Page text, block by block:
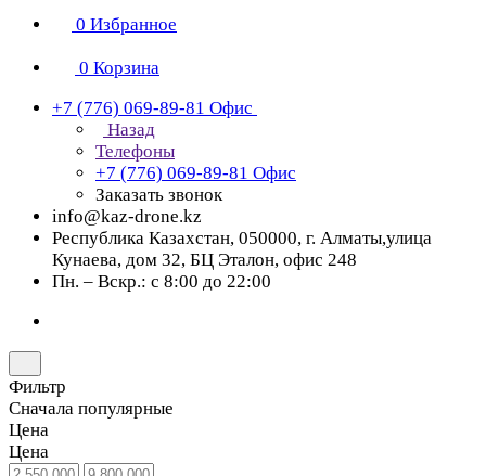
0 Избранное
0 Корзина
+7 (776) 069-89-81 Офис
Назад
Телефоны
+7 (776) 069-89-81 Офис
Заказать звонок
info@kaz-drone.kz
Республика Казахстан, 050000, г. Алматы,улица
Кунаева, дом 32, БЦ Эталон, офис 248
Пн. – Вскр.: с 8:00 до 22:00
Фильтр
Сначала популярные
Цена
Цена